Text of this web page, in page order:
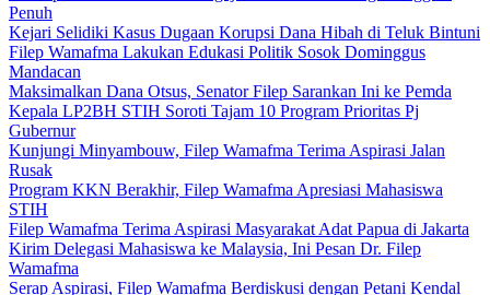
Penuh
Kejari Selidiki Kasus Dugaan Korupsi Dana Hibah di Teluk Bintuni
Filep Wamafma Lakukan Edukasi Politik Sosok Dominggus
Mandacan
Maksimalkan Dana Otsus, Senator Filep Sarankan Ini ke Pemda
Kepala LP2BH STIH Soroti Tajam 10 Program Prioritas Pj
Gubernur
Kunjungi Minyambouw, Filep Wamafma Terima Aspirasi Jalan
Rusak
Program KKN Berakhir, Filep Wamafma Apresiasi Mahasiswa
STIH
Filep Wamafma Terima Aspirasi Masyarakat Adat Papua di Jakarta
Kirim Delegasi Mahasiswa ke Malaysia, Ini Pesan Dr. Filep
Wamafma
Serap Aspirasi, Filep Wamafma Berdiskusi dengan Petani Kendal